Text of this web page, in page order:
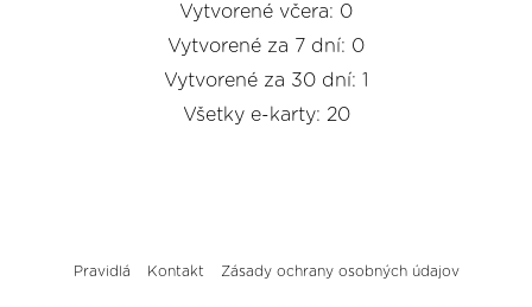
Vytvorené včera: 0
Vytvorené za 7 dní: 0
Vytvorené za 30 dní: 1
Všetky e-karty: 20
Pravidlá Kontakt Zásady ochrany osobných údajov